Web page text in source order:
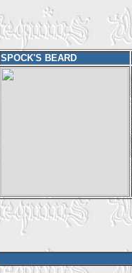
SPOCK'S BEARD